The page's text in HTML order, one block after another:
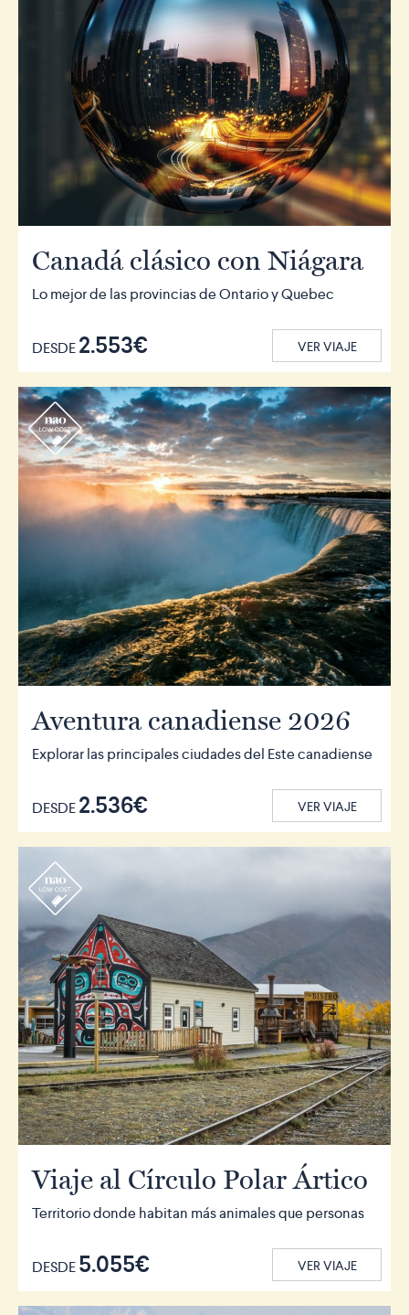
Canadá clásico con Niágara
Lo mejor de las provincias de Ontario y Quebec
DESDE2.553€ VER VIAJE
r
Aventura canadiense 2026
Explorar las principales ciudades del Este canadiense
DESDE2.536€ VER VIAJE
r
Viaje al Círculo Polar Ártico
Territorio donde habitan más animales que personas
DESDE5.055€ VER VIAJE